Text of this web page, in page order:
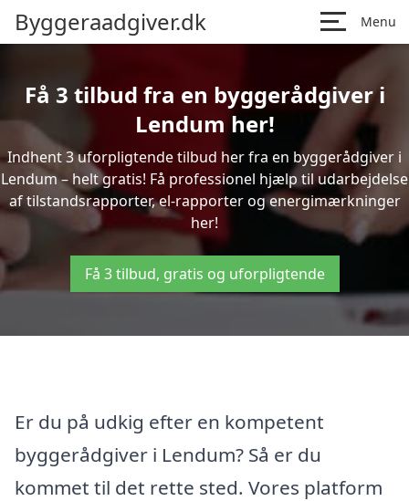
Byggeraadgiver.dk Menu
Få 3 tilbud fra en byggerådgiver i
Lendum her!
Indhent 3 uforpligtende tilbud her fra en byggerådgiver i
Lendum – helt gratis! Få professionel hjælp til udarbejdelse
af tilstandsrapporter, el-rapporter og energimærkninger
her!
Få 3 tilbud, gratis og uforpligtende
Er du på udkig efter en kompetent
byggerådgiver i Lendum? Så er du
kommet til det rette sted. Vores platform